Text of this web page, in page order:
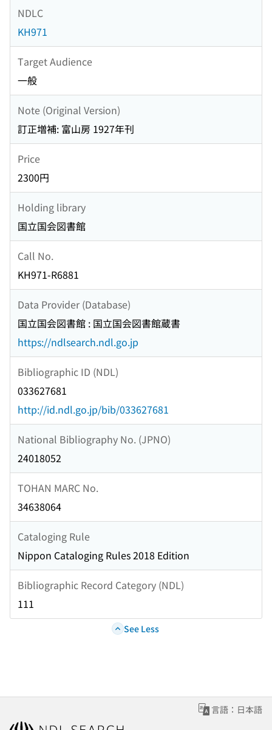
NDLC
KH971
Target Audience
一般
Note (Original Version)
訂正増補: 富山房 1927年刊
Price
2300円
Holding library
国立国会図書館
Call No.
KH971-R6881
Data Provider (Database)
国立国会図書館 : 国立国会図書館蔵書
https://ndlsearch.ndl.go.jp
Bibliographic ID (NDL)
033627681
http://id.ndl.go.jp/bib/033627681
National Bibliography No. (JPNO)
24018052
TOHAN MARC No.
34638064
Cataloging Rule
Nippon Cataloging Rules 2018 Edition
Bibliographic Record Category (NDL)
111
See Less
言語：日本語